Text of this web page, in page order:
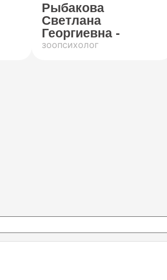
Рыбакова
Светлана
Георгиевна -
зоопсихолог